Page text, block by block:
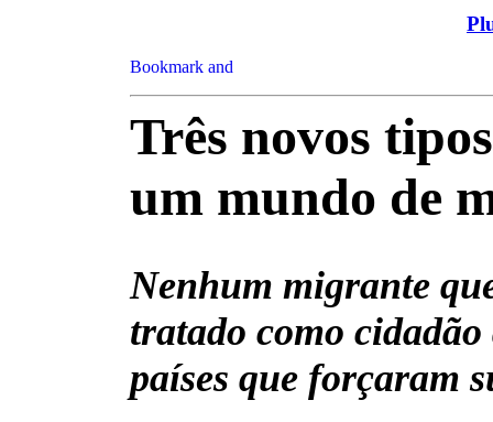
Três novos
um mundo de
Nenhum migrante
tratado como cidadão
países que forçaram